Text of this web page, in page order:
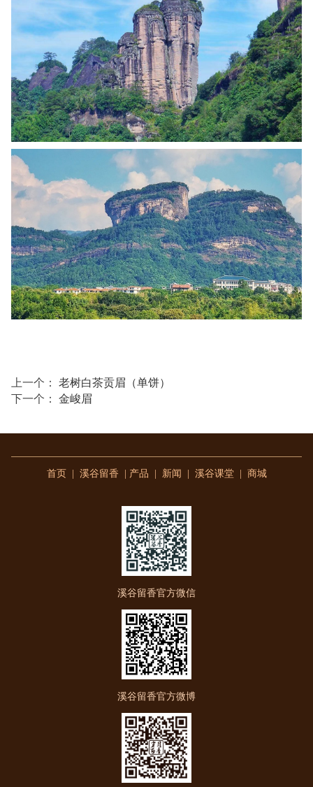
上一个： 老树白茶贡眉（单饼）
下一个： 金峻眉
首页| 溪谷留香 | 产品 | 新闻 | 溪谷课堂| 商城
溪谷留香官方微信
溪谷留香官方微博